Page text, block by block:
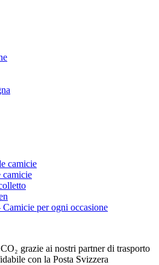
camicie
camicie
Camicie per ogni occasione
grazie ai nostri partner di trasporto
con la Posta Svizzera